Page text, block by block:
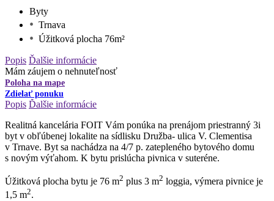
Byty
Trnava
Úžitková plocha 76m²
Popis Ďalšie informácie
Mám záujem o nehnuteľnosť
Poloha na mape
Zdielať ponuku
Popis Ďalšie informácie
Realitná kancelária FOIT Vám ponúka na prenájom priestranný 3i
byt v obľúbenej lokalite na sídlisku Družba- ulica V. Clementisa
v Trnave. Byt sa nachádza na 4/7 p. zatepleného bytového domu
s novým výťahom. K bytu prislúcha pivnica v suteréne.
Úžitková plocha bytu je 76 m2 plus 3 m2 loggia, výmera pivnice je
1,5 m2.